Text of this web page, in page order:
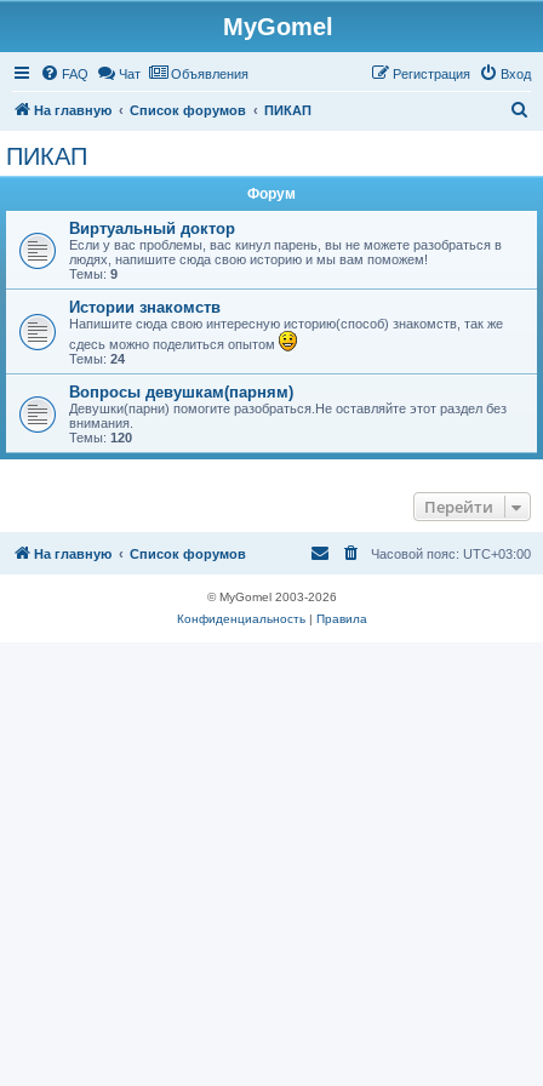
MyGomel
FAQ Чат Объявления Вход
Регистрация
На главную Список форумов ПИКАП
ПИКАП
Форум
Виртуальный доктор
Если у вас проблемы, вас кинул парень, вы не можете разобраться в
людях, напишите сюда свою историю и мы вам поможем!
Темы: 9
Истории знакомств
Напишите сюда свою интересную историю(способ) знакомств, так же
сдесь можно поделиться опытом
Темы: 24
Вопросы девушкам(парням)
Девушки(парни) помогите разобраться.Не оставляйте этот раздел без
внимания.
Темы: 120
Перейти
На главную Список форумов Часовой пояс: UTC+03:00
© MyGomel 2003-2026
Конфиденциальность| Правила